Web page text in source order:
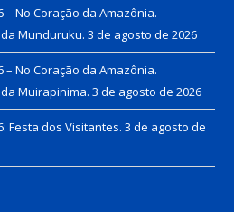
– No Coração da Amazônia.
Munduruku. 3 de agosto de 2026
– No Coração da Amazônia.
Muirapinima. 3 de agosto de 2026
Festa dos Visitantes. 3 de agosto de